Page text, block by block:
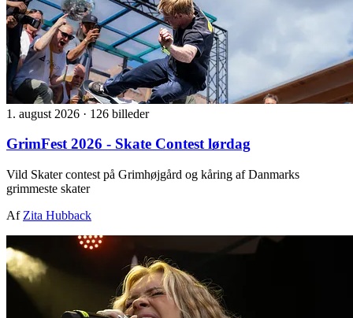
1. august 2026 · 126 billeder
GrimFest 2026 - Skate Contest lørdag
Vild Skater contest på Grimhøjgård og kåring af Danmarks
grimmeste skater
Af Zita Hubback